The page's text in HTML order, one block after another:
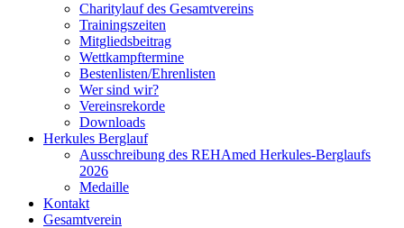
Charitylauf des Gesamtvereins
Trainingszeiten
Mitgliedsbeitrag
Wettkampftermine
Bestenlisten/Ehrenlisten
Wer sind wir?
Vereinsrekorde
Downloads
Herkules Berglauf
Ausschreibung des REHAmed Herkules-Berglaufs
2026
Medaille
Kontakt
Gesamtverein